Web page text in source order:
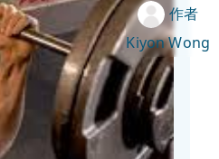
作者
Kiyon Wong